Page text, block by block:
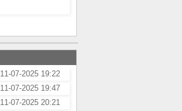
11-07-2025 19:22
11-07-2025 19:47
11-07-2025 20:21